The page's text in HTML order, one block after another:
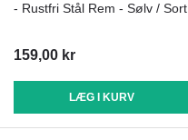
- Rustfri Stål Rem - Sølv / Sort
159,00 kr
LÆG I KURV